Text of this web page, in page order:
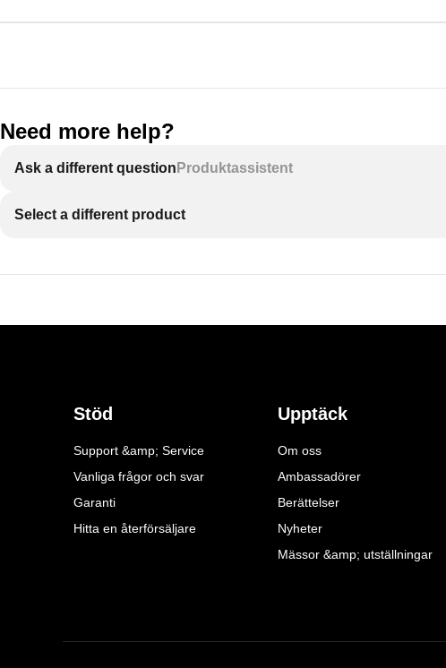
Need more help?
Ask a different question Produktassistent
Select a different product
Stöd
Support &amp; Service
Vanliga frågor och svar
Garanti
Hitta en återförsäljare
Upptäck
Om oss
Ambassadörer
Berättelser
Nyheter
Mässor &amp; utställningar